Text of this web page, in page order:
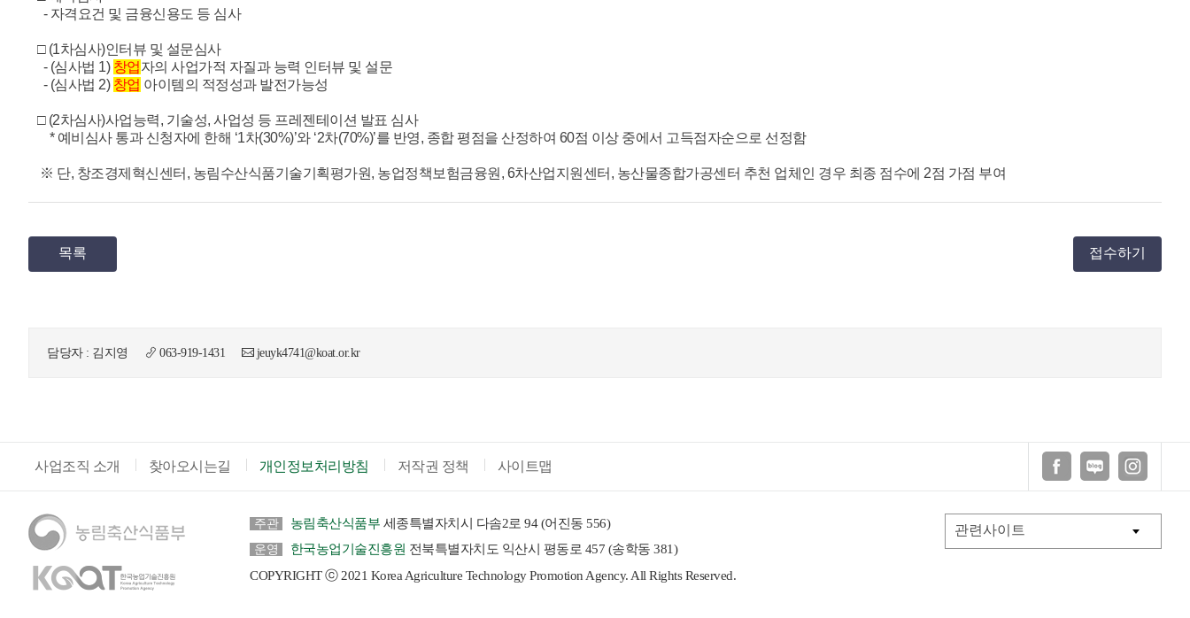
- 자격요건 및 금융신용도 등 심사
□ (1차심사)인터뷰 및 설문심사
- (심사법 1) 창업자의 사업가적 자질과 능력 인터뷰 및 설문
- (심사법 2) 창업 아이템의 적정성과 발전가능성
□ (2차심사)사업능력, 기술성, 사업성 등 프레젠테이션 발표 심사
* 예비심사 통과 신청자에 한해 ‘1차(30%)’와 ‘2차(70%)’를 반영, 종합 평점을 산정하여 60점 이상 중에서 고득점자순으로 선정함
※ 단, 창조경제혁신센터, 농림수산식품기술기획평가원, 농업정책보험금융원, 6차산업지원센터, 농산물종합가공센터 추천 업체인 경우 최종 점수에 2점 가점 부여
목록 접수하기
담당자 : 김지영 063-919-1431 jeuyk4741@koat.or.kr
사업조직 소개 찾아오시는길 개인정보처리방침 저작권 정책 사이트맵
주관 농림축산식품부 세종특별자치시 다솜2로 94 (어진동 556)
운영 한국농업기술진흥원 전북특별자치도 익산시 평동로 457 (송학동 381)
COPYRIGHT ⓒ 2021 Korea Agriculture Technology Promotion Agency. All Rights Reserved.